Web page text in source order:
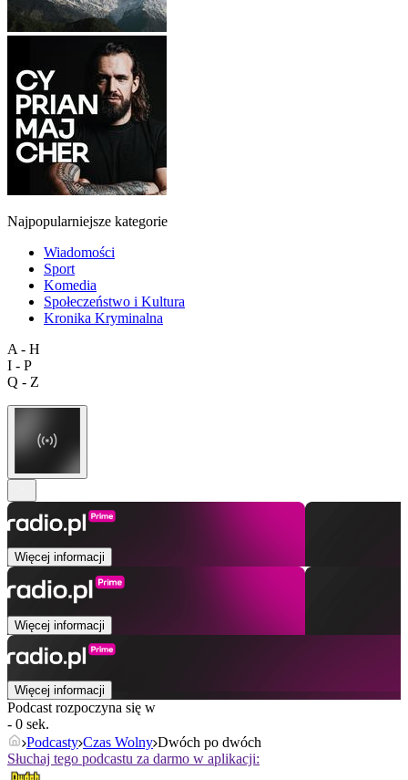
Najpopularniejsze kategorie
Wiadomości
Sport
Komedia
Społeczeństwo i Kultura
Kronika Kryminalna
A - H
I - P
Q - Z
Więcej informacji
Więcej informacji
Więcej informacji
Podcast rozpoczyna się w
- 0 sek.
Podcasty Czas Wolny Dwóch po dwóch
Słuchaj tego podcastu za darmo w aplikacji: